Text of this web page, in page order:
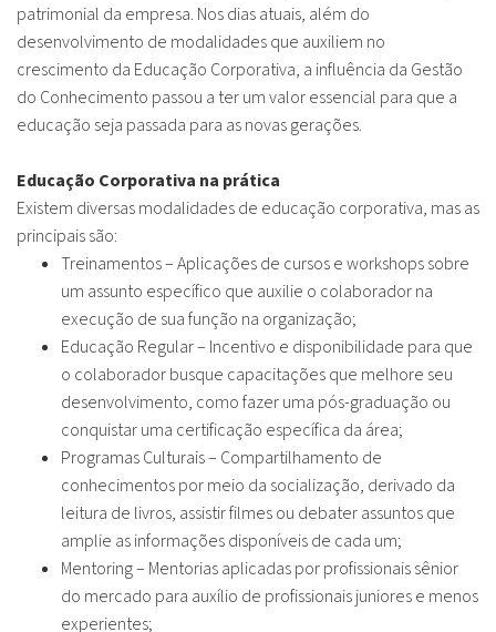
patrimonial da empresa. Nos dias atuais, além do
desenvolvimento de modalidades que auxiliem no
crescimento da Educação Corporativa, a influência da Gestão
do Conhecimento passou a ter um valor essencial para que a
educação seja passada para as novas gerações.
Educação Corporativa na prática
Existem diversas modalidades de educação corporativa, mas as
principais são:
Treinamentos – Aplicações de cursos e workshops sobre
um assunto específico que auxilie o colaborador na
execução de sua função na organização;
Educação Regular – Incentivo e disponibilidade para que
o colaborador busque capacitações que melhore seu
desenvolvimento, como fazer uma pós-graduação ou
conquistar uma certificação específica da área;
Programas Culturais – Compartilhamento de
conhecimentos por meio da socialização, derivado da
leitura de livros, assistir filmes ou debater assuntos que
amplie as informações disponíveis de cada um;
Mentoring – Mentorias aplicadas por profissionais sênior
do mercado para auxílio de profissionais juniores e menos
experientes;